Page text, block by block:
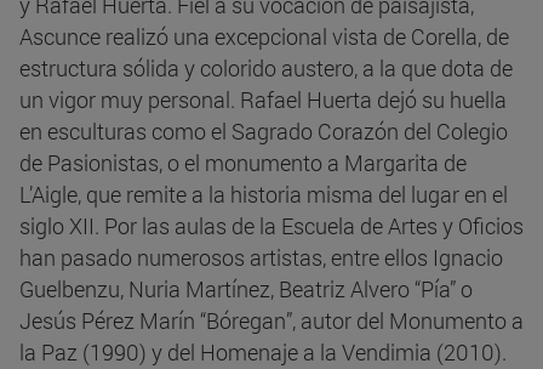
Ascunce realizó una excepcional vista de Corella, de
estructura sólida y colorido austero, a la que dota de
un vigor muy personal. Rafael Huerta dejó su huella
en esculturas como el Sagrado Corazón del Colegio
de Pasionistas, o el monumento a Margarita de
L’Aigle, que remite a la historia misma del lugar en el
siglo XII. Por las aulas de la Escuela de Artes y Oficios
han pasado numerosos artistas, entre ellos Ignacio
Guelbenzu, Nuria Martínez, Beatriz Alvero “Pía” o
Jesús Pérez Marín “Bóregan”, autor del Monumento a
la Paz (1990) y del Homenaje a la Vendimia (2010).